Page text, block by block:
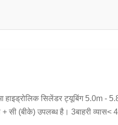
सिलेंडर ट्यूबिंग 5.0m -
सी (बीके) उपलब्ध है। 3बाहरी व्यास<